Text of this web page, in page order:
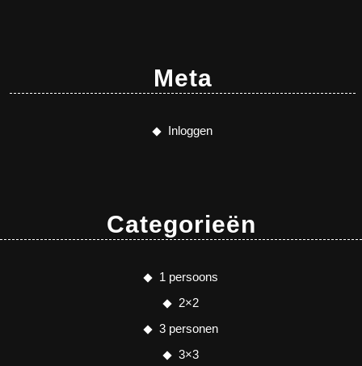
Meta
Inloggen
Categorieën
1 persoons
2×2
3 personen
3×3